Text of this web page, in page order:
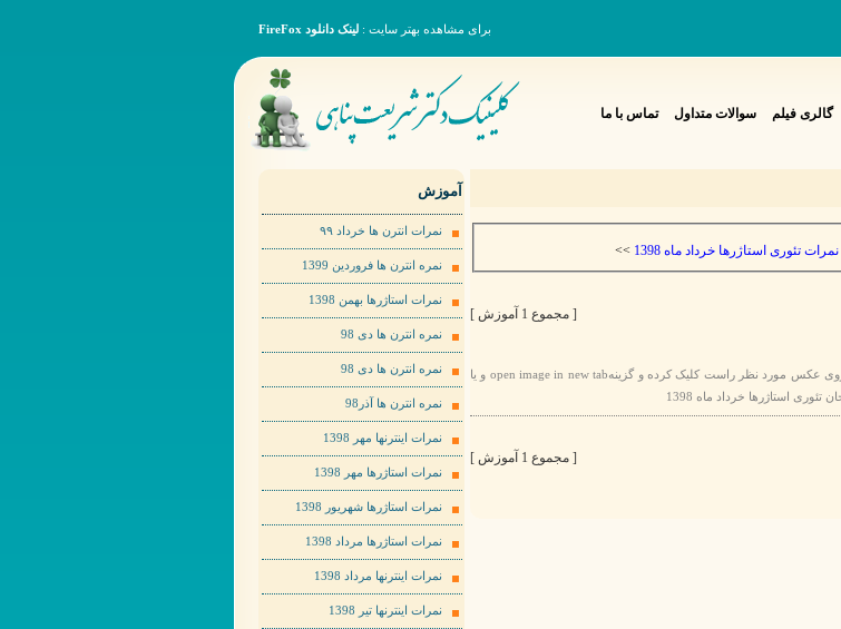
برای مشاهده بهتر سایت : لینک دانلود FireFox
گالری فیلم سوالات متداول تماس با ما
نمرات تئوری استاژرها خرداد ماه 1398 >>
[ مجموع 1 آموزش ]
برای مشاهده عکس ها به صورت بهتر لطفا روی عکس مورد نظر راست کلیک کرده و گزینهopen image in new tab و یا
[ مجموع 1 آموزش ]
آموزش
نمرات انترن ها خرداد ٩٩
نمره انترن ها فروردین 1399
نمرات استاژرها بهمن 1398
نمره انترن ها دی 98
نمره انترن ها دی 98
نمره انترن ها آذر98
نمرات اینترنها مهر 1398
نمرات استاژرها مهر 1398
نمرات استاژرها شهریور 1398
نمرات استاژرها مرداد 1398
نمرات اینترنها مرداد 1398
نمرات اینترنها تیر 1398